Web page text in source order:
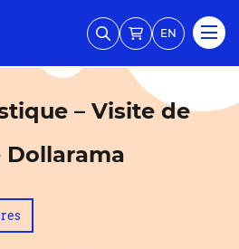
EN
– Visite de
Dollarama